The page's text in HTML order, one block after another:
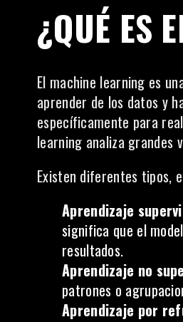
¿QUÉ ES
El machine learning es
aprender de los datos y
específicamente para
learning analiza grandes
Existen diferentes tipos,
Aprendizaje
significa que el
resultados.
Aprendizaje no
patrones o
Aprendizaje por